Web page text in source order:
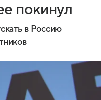
покинул
в Россию